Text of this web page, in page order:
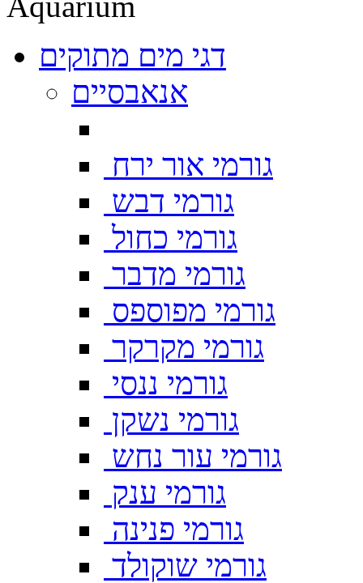
דגי מים מתוקים
אנאבסיים
גורמי אור ירח
גורמי דבש
גורמי כחול
גורמי מדבר
גורמי מפוספס
גורמי מקרקר
גורמי ננסי
גורמי נשקן
גורמי עור נחש
גורמי ענק
גורמי פנינה
גורמי שוקולד